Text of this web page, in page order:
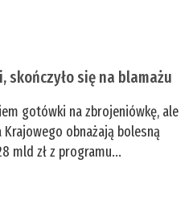
skończyło się na blamażu
gotówki na zbrojeniówkę, ale
obnażają bolesną
mld zł z programu...